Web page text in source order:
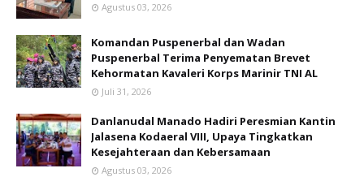
Agustus 03, 2026
Komandan Puspenerbal dan Wadan
Puspenerbal Terima Penyematan Brevet
Kehormatan Kavaleri Korps Marinir TNI AL
Juli 31, 2026
Danlanudal Manado Hadiri Peresmian Kantin
Jalasena Kodaeral VIII, Upaya Tingkatkan
Kesejahteraan dan Kebersamaan
Agustus 03, 2026